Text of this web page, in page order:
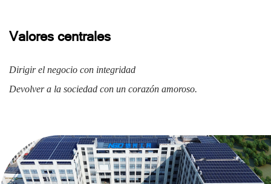
Valores centrales
Dirigir el negocio con integridad
Devolver a la sociedad con un corazón amoroso.